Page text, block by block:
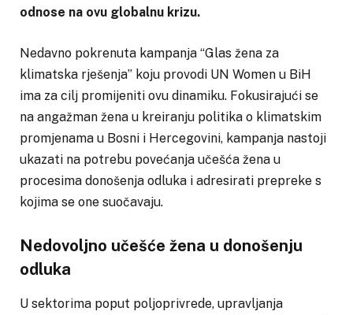
odnose na ovu globalnu krizu.
Nedavno pokrenuta kampanja “Glas žena za
klimatska rješenja” koju provodi UN Women u BiH
ima za cilj promijeniti ovu dinamiku. Fokusirajući se
na angažman žena u kreiranju politika o klimatskim
promjenama u Bosni i Hercegovini, kampanja nastoji
ukazati na potrebu povećanja učešća žena u
procesima donošenja odluka i adresirati prepreke s
kojima se one suočavaju.
Nedovoljno učešće žena u donošenju
odluka
U sektorima poput poljoprivrede, upravljanja